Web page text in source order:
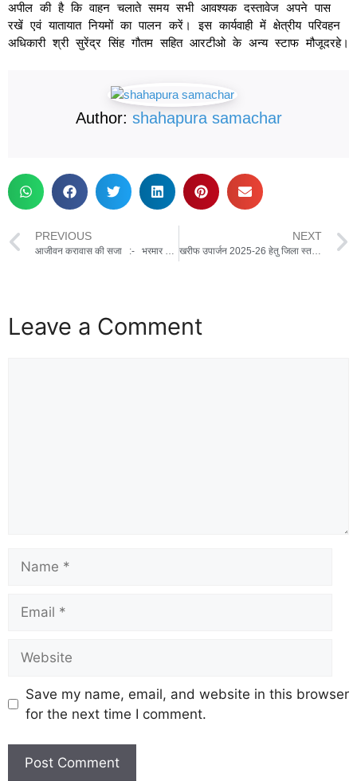
अपील की है कि वाहन चलाते समय सभी आवश्यक दस्तावेज अपने पास
रखें एवं यातायात नियमों का पालन करें। इस कार्यवाही में क्षेत्रीय परिवहन
अधिकारी श्री सुरेंद्र सिंह गौतम सहित आरटीओ के अन्य स्टाफ मौजूदरहे।
Author: shahapura samachar
PREVIOUS
आजीवन करावास की सजा :- भरमार बंदूक से गोली मारकर हत्‍या करने के आरोपी को
NEXT
खरीफ उपार्जन 2025-26 हेतु जिला स्तरीय उपार्जन समिति का गठन
Leave a Comment
Save my name, email, and website in this browser
for the next time I comment.